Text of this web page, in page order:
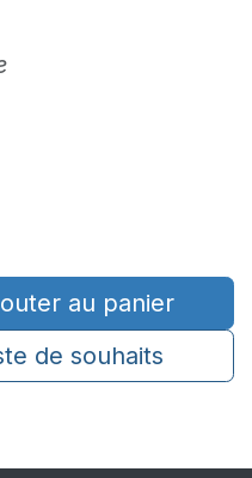
au panier
de souhaits